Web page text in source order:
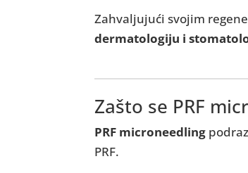
Zahvaljujući svojim
dermatologiju i
Zašto se PRF
PRF microneedling
PRF.